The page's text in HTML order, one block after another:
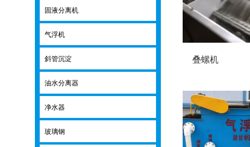
固液分离机 固液分离机
气浮机
斜管沉淀 斜管沉淀
油水分离器
净水器 净水器
玻璃钢 玻璃钢
叠螺机